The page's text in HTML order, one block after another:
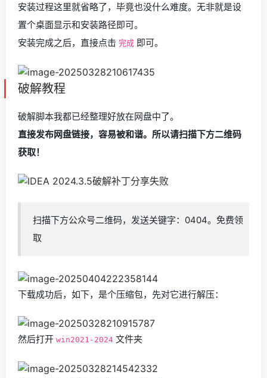
安装过程这里就省略了，毕竟也没什么难度。无非就是设
置个桌面显示和安装路径即可。
安装完成之后，直接点击 完成 即可。
破解教程
破解脚本我都已经整理好放在网盘中了。
直接发布网盘链接，容易被和谐。所以请扫描下方二维码
获取！
扫描下方公众号二维码，发送关键字：0404。免费领
取
下载成功后，如下，是个压缩包，先对它进行解压：
然后打开 win2021-2024 文件夹